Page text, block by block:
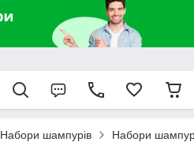
Набори шампурів Набори